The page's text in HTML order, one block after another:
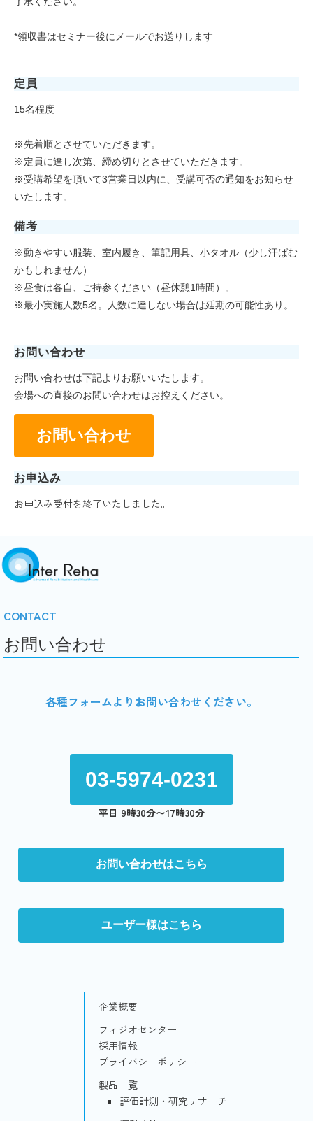
*領収書はセミナー後にメールでお送りします
定員
15名程度
※先着順とさせていただきます。
※定員に達し次第、締め切りとさせていただきます。
※受講希望を頂いて3営業日以内に、受講可否の通知をお知らせ
いたします。
備考
※動きやすい服装、室内履き、筆記用具、小タオル（少し汗ばむ
かもしれません）
※昼食は各自、ご持参ください（昼休憩1時間）。
※最小実施人数5名。人数に達しない場合は延期の可能性あり。
お問い合わせ
お問い合わせは下記よりお願いいたします。
会場への直接のお問い合わせはお控えください。
お問い合わせ
お申込み
お申込み受付を終了いたしました。
CONTACT
お問い合わせ
各種フォームよりお問い合わせください。
03-5974-0231
平日 9時30分〜17時30分
お問い合わせはこちら
ユーザー様はこちら
企業概要
フィジオセンター
採用情報
プライバシーポリシー
製品一覧
評価計測・研究リサーチ